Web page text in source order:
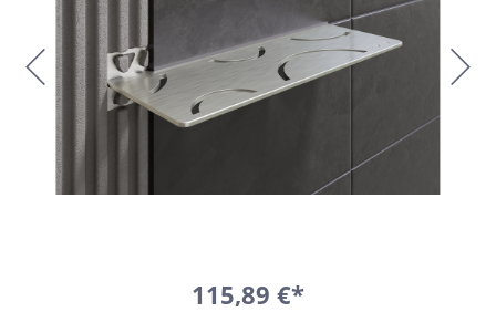
115,89 €*